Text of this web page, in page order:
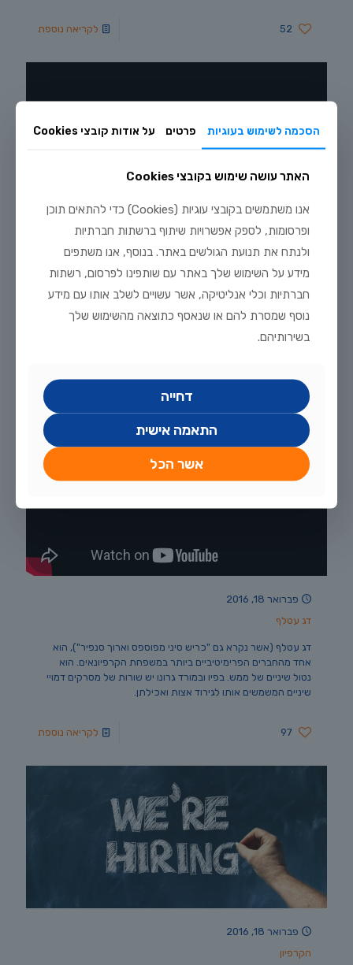
52 לקריאה נוספת
פברואר 18, 2016
כריש קשת אלבינו
כריש קשת אלבינו – Albino Rainbow Shark כריש קשת אלבינו,
או כריש אדום סנפיר, הוא תוספת נפלאה לאקווריום קהילתי
אגרסיבי למחצה, עם שותפים בגודל דומה או
פברואר 18, 2016
דג עטלף
דג עטלף (אשר נקרא גם "כריש סיני מפוספס וארוך סנפיר"), הוא
אחד מהחברים הפרימיטיביים ביותר במשפחת הקרפיונאים. הוא
נטול שיניים של ממש. בפיו ובמורד גרונו יש שורות של מסרקים דמויי
שיניים המשמשים אותו לגירוד אצות ואכילתן.
97 לקריאה נוספת
פברואר 18, 2016
הקרפיון
הסכמה לשימוש בעוגיות פרטים על אודות קובצי Cookies
האתר עושה שימוש בקובצי Cookies
אנו משתמשים בקובצי עוגיות (Cookies) כדי להתאים תוכן
ופרסומות, לספק אפשרויות שיתוף ברשתות חברתיות
ולנתח את תנועת הגולשים באתר. בנוסף, אנו משתפים
מידע על השימוש שלך באתר עם שותפינו לפרסום, רשתות
חברתיות וכלי אנליטיקה, אשר עשויים לשלב אותו עם מידע
נוסף שמסרת להם או שנאסף כתוצאה מהשימוש שלך
בשירותיהם.
דחייה
התאמה אישית
אשר הכל